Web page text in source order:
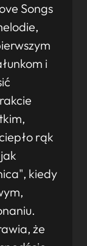
Songs
i
rąk
kiedy
że